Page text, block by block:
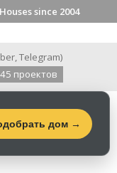
since 2004
,Telegram)
проектов
дом →